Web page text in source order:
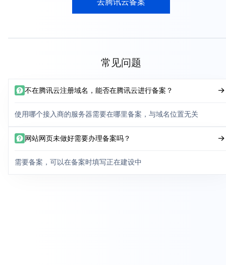
常见问题
不在腾讯云注册域名，能否在腾讯云进行备案？
使用哪个接入商的服务器需要在哪里备案，与域名位置无关
网站网页未做好需要办理备案吗？
需要备案，可以在备案时填写正在建设中